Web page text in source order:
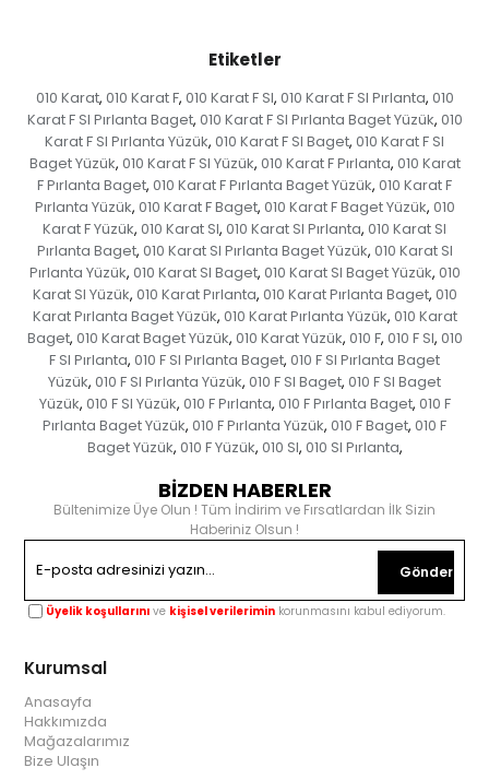
Etiketler
010 Karat, 010 Karat F, 010 Karat F SI, 010 Karat F SI Pırlanta, 010
Karat F SI Pırlanta Baget, 010 Karat F SI Pırlanta Baget Yüzük, 010
Karat F SI Pırlanta Yüzük, 010 Karat F SI Baget, 010 Karat F SI
Baget Yüzük, 010 Karat F SI Yüzük, 010 Karat F Pırlanta, 010 Karat
F Pırlanta Baget, 010 Karat F Pırlanta Baget Yüzük, 010 Karat F
Pırlanta Yüzük, 010 Karat F Baget, 010 Karat F Baget Yüzük, 010
Karat F Yüzük, 010 Karat SI, 010 Karat SI Pırlanta, 010 Karat SI
Pırlanta Baget, 010 Karat SI Pırlanta Baget Yüzük, 010 Karat SI
Pırlanta Yüzük, 010 Karat SI Baget, 010 Karat SI Baget Yüzük, 010
Karat SI Yüzük, 010 Karat Pırlanta, 010 Karat Pırlanta Baget, 010
Karat Pırlanta Baget Yüzük, 010 Karat Pırlanta Yüzük, 010 Karat
Baget, 010 Karat Baget Yüzük, 010 Karat Yüzük, 010 F, 010 F SI, 010
F SI Pırlanta, 010 F SI Pırlanta Baget, 010 F SI Pırlanta Baget
Yüzük, 010 F SI Pırlanta Yüzük, 010 F SI Baget, 010 F SI Baget
Yüzük, 010 F SI Yüzük, 010 F Pırlanta, 010 F Pırlanta Baget, 010 F
Pırlanta Baget Yüzük, 010 F Pırlanta Yüzük, 010 F Baget, 010 F
Baget Yüzük, 010 F Yüzük, 010 SI, 010 SI Pırlanta,
BİZDEN HABERLER
Bültenimize Üye Olun ! Tüm İndirim ve Fırsatlardan İlk Sizin
Haberiniz Olsun !
Gönder
Üyelik koşullarını ve kişisel verilerimin korunmasını kabul ediyorum.
Kurumsal
Anasayfa
Hakkımızda
Mağazalarımız
Bize Ulaşın